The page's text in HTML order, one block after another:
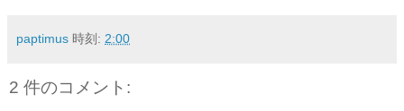
paptimus 時刻: 2:00
2 件のコメント: